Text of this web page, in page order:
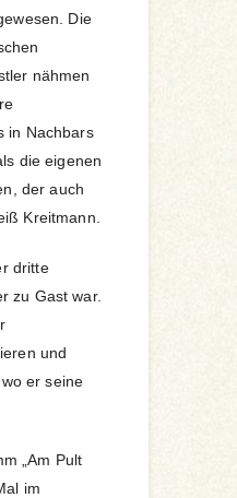
Die
nähmen
in Nachbars
die eigenen
der auch
Kreitmann.
dritte
zu Gast war.
und
er seine
„Am Pult
im